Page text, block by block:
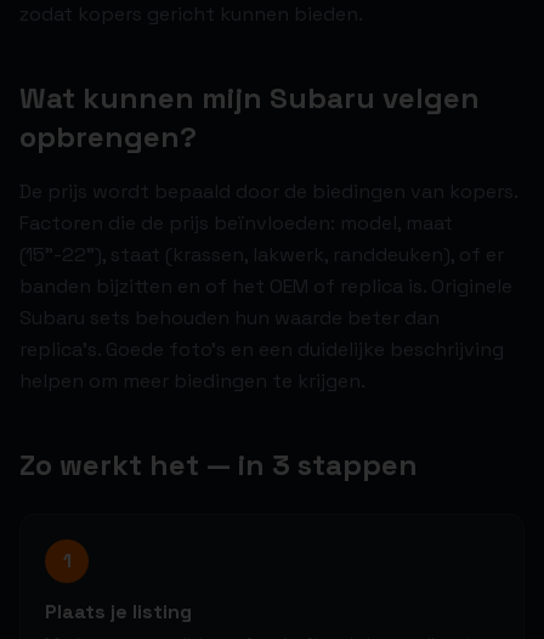
zodat kopers gericht kunnen bieden.
Wat kunnen mijn Subaru velgen
opbrengen?
De prijs wordt bepaald door de biedingen van kopers.
Factoren die de prijs beïnvloeden: model, maat
(15"-22"), staat (krassen, lakwerk, randdeuken), of er
banden bijzitten en of het OEM of replica is. Originele
Subaru sets behouden hun waarde beter dan
replica's. Goede foto's en een duidelijke beschrijving
helpen om meer biedingen te krijgen.
Zo werkt het — in 3 stappen
1
Plaats je listing